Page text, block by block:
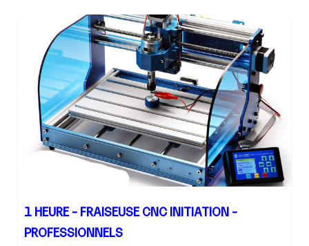
1 HEURE - FRAISEUSE CNC INITIATION -
PROFESSIONNELS